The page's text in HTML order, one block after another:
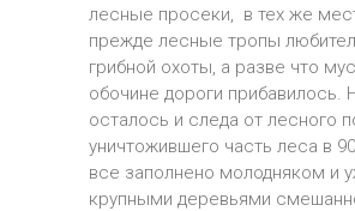
лесные просеки, в тех же
прежде лесные тропы
грибной охоты, а разве что
обочине дороги прибавилось.
осталось и следа от лесного
уничтожившего часть леса в
все заполнено молодняком и
крупными деревьями